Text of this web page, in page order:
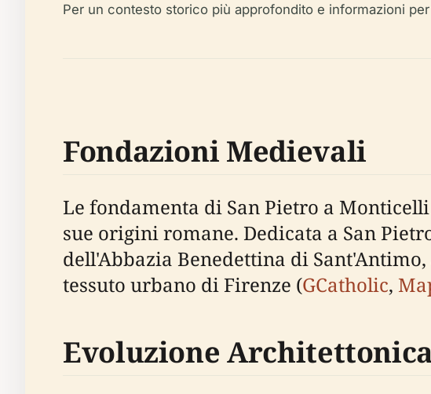
Per un contesto storico più approfondito e informazioni
Fondazioni Medievali
Le fondamenta di San Pietro a
sue origini romane. Dedicata a San
dell'Abbazia Benedettina di
tessuto urbano di Firenze (GCatholic,
Evoluzione